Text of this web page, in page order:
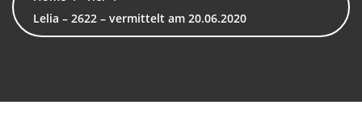
Lelia – 2622 – vermittelt am 20.06.2020